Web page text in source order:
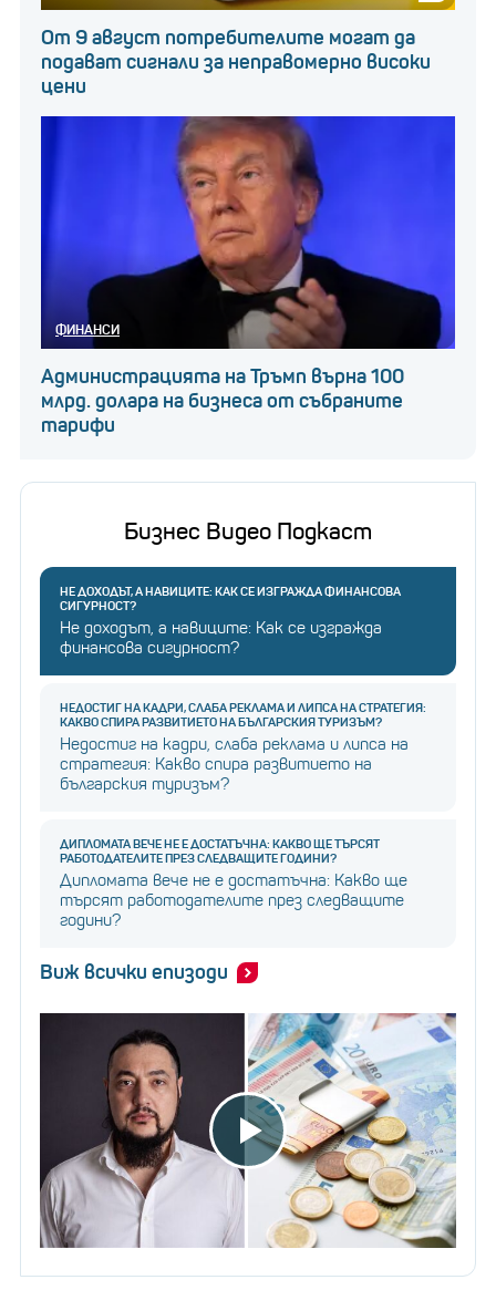
От 9 август потребителите могат да
подават сигнали за неправомерно високи
цени
ФИНАНСИ
Администрацията на Тръмп върна 100
млрд. долара на бизнеса от събраните
тарифи
Бизнес Видео Подкаст
НЕ ДОХОДЪТ, А НАВИЦИТЕ: КАК СЕ ИЗГРАЖДА ФИНАНСОВА
СИГУРНОСТ?
Не доходът, а навиците: Как се изгражда
финансова сигурност?
НЕДОСТИГ НА КАДРИ, СЛАБА РЕКЛАМА И ЛИПСА НА СТРАТЕГИЯ:
КАКВО СПИРА РАЗВИТИЕТО НА БЪЛГАРСКИЯ ТУРИЗЪМ?
Недостиг на кадри, слаба реклама и липса на
стратегия: Какво спира развитието на
българския туризъм?
ДИПЛОМАТА ВЕЧЕ НЕ Е ДОСТАТЪЧНА: КАКВО ЩЕ ТЪРСЯТ
РАБОТОДАТЕЛИТЕ ПРЕЗ СЛЕДВАЩИТЕ ГОДИНИ?
Дипломата вече не е достатъчна: Какво ще
търсят работодателите през следващите
години?
Виж всички епизоди